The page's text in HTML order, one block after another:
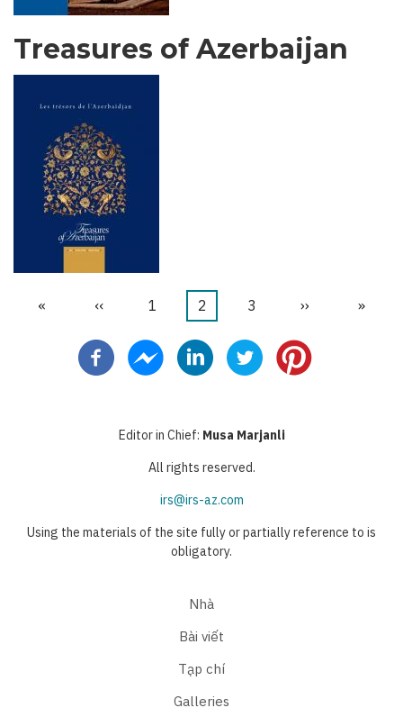
Treasures of Azerbaijan
First
«
Trang
‹‹ Trang
1
Trang
thời
2 Trang
3
Next
››
Last
»
Editor in Chief: Musa Marjanli
All rights reserved.
irs@irs-az.com
Using the materials of the site fully or partially reference to is
obligatory.
Nhà
Bài viết
Tạp chí
Galleries